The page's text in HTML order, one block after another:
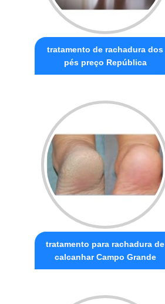
tratamento de rachadura dos
pés preço República
tratamento para rachadura de
calcanhar Campo Grande